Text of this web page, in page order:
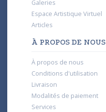
Galeries
Espace Artistique Virtuel
Articles
À PROPOS DE NOUS
À propos de nous
Conditions d'utilisation
Livraison
Modalités de paiement
Services